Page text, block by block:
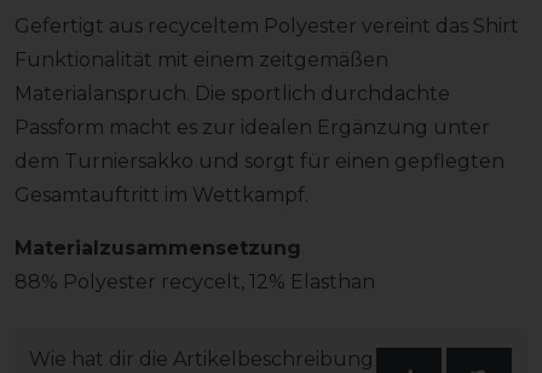
Gefertigt aus recyceltem Polyester vereint das Shirt
Funktionalität mit einem zeitgemäßen
Materialanspruch. Die sportlich durchdachte
Passform macht es zur idealen Ergänzung unter
dem Turniersakko und sorgt für einen gepflegten
Gesamtauftritt im Wettkampf.
Materialzusammensetzung
88% Polyester recycelt, 12% Elasthan
Wie hat dir die Artikelbeschreibung